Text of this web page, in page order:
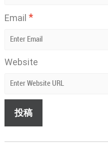
Email *
Website